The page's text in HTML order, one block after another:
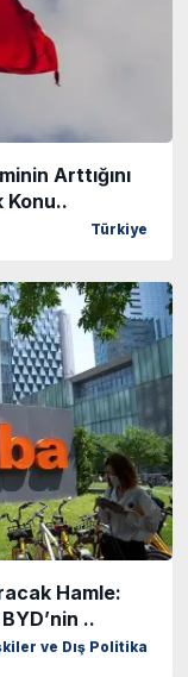
Arttığını
Konu..
Türkiye
Hamle:
..
ve Dış Politika